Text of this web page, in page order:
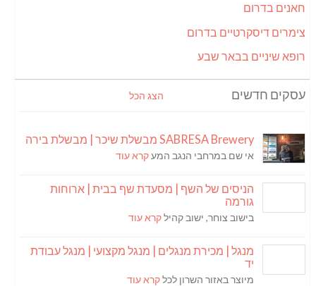
חאנים בדרום
צימרים דיסקרטיים בדרום
רופא שיניים בבאר שבע
עסקים חדשים הצג הכל
SABRESA Brewery מבשלת שיכר | מבשלת בירה
אי שם במרחבי הנגב המעקרא עוד
הניסים של השף | מסעדת שף בבית | ארוחות
גורמה
בישוב צוחר, ישוב קהילקרא עוד
מנגל | מכירת מנגלים | מנגל מקצועי | מנגל עבודת
יד
מיוצר באזור השרון לכלקרא עוד